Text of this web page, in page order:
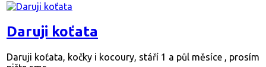
Daruji koťata
Daruji koťata, kočky i kocoury, stáří 1 a půl měsíce , prosím